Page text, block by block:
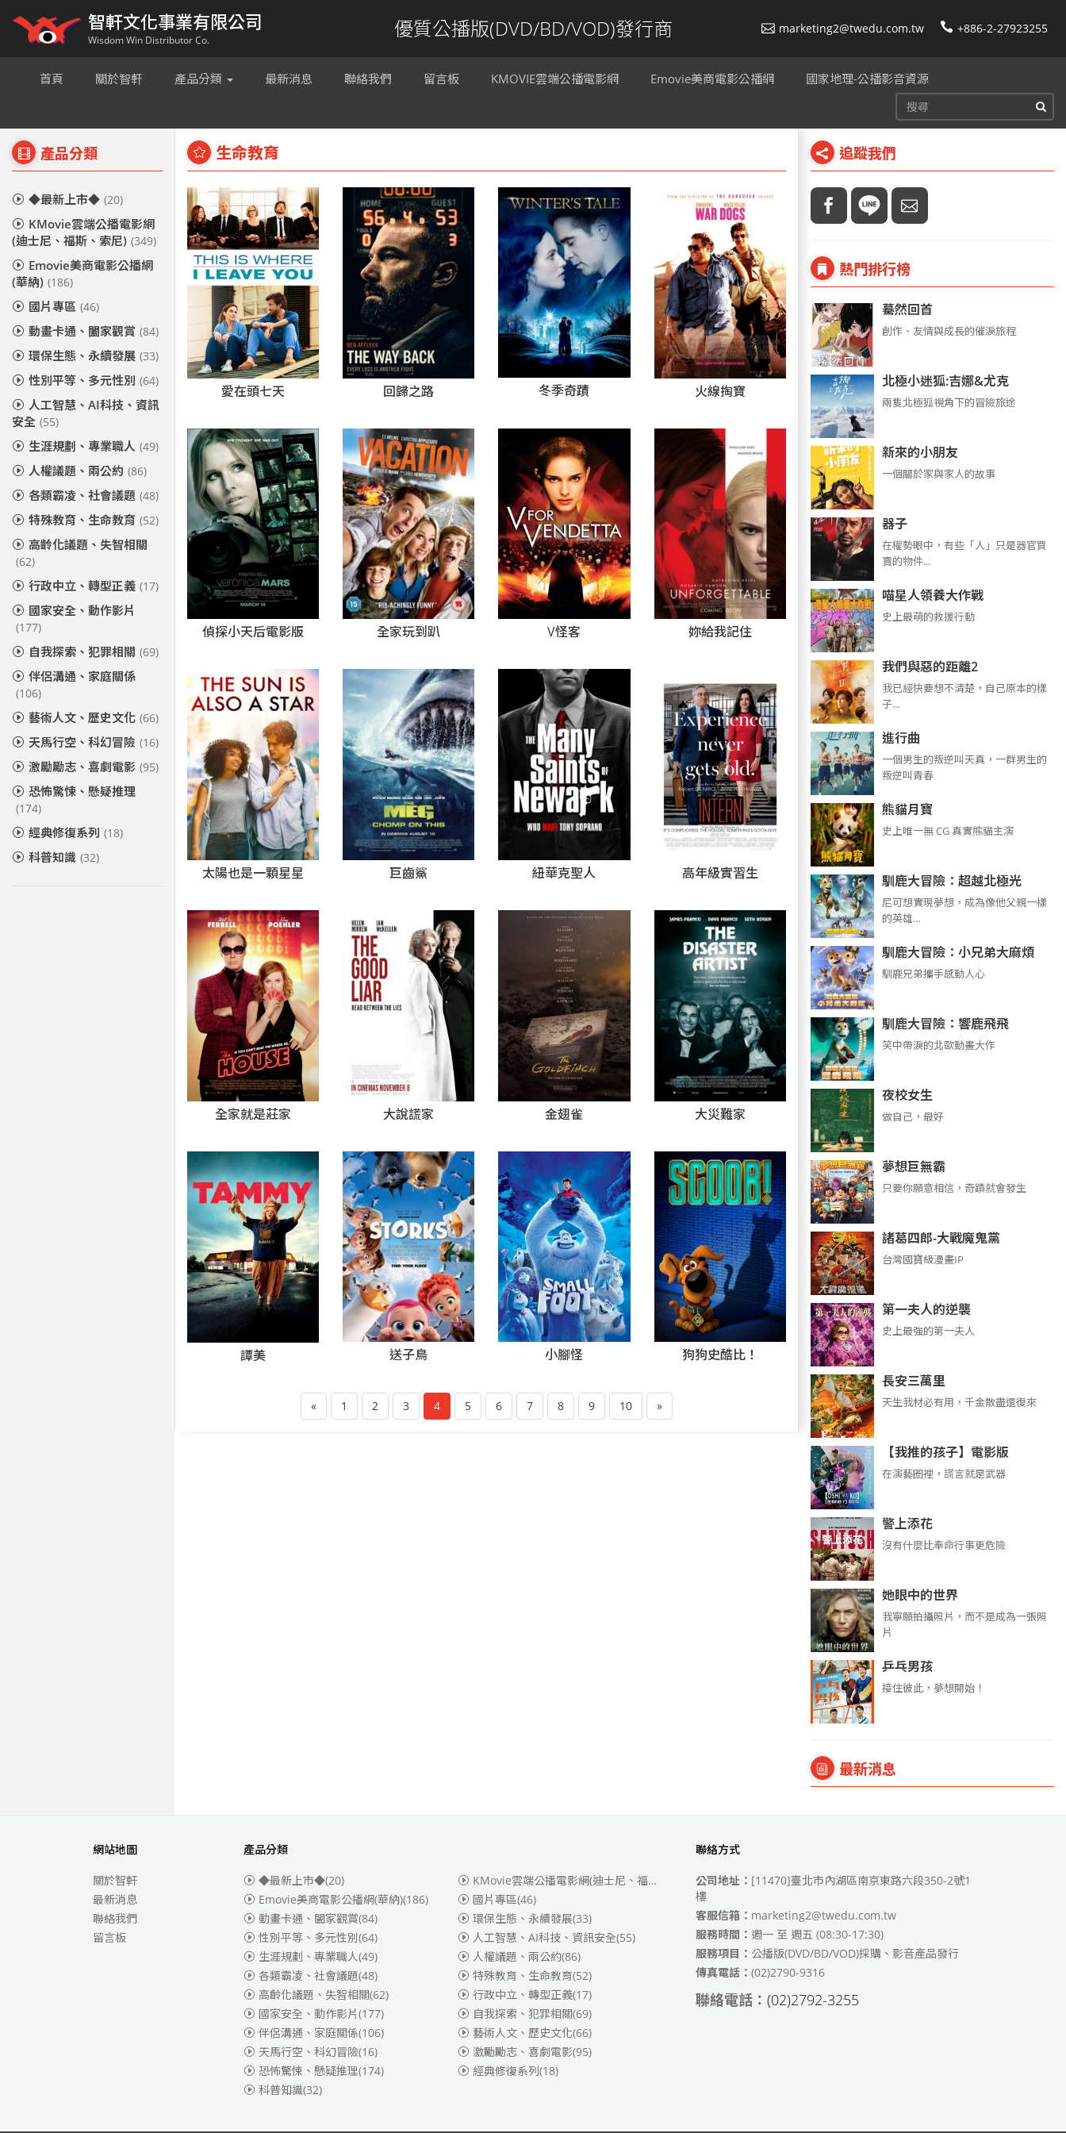
智軒文化事業有限公司
Wisdom Win Distributor Co. 優質公播版(DVD/BD/VOD)發行商 marketing2@twedu.com.tw +886-2-27923255
首頁 關於智軒 產品分類 最新消息 聯絡我們 留言板 KMOVIE雲端公播電影網 Emovie美商電影公播網 國家地理-公播影音資源
產品分類
◆最新上市◆ (20)
KMovie雲端公播電影網
(迪士尼、福斯、索尼) (349)
Emovie美商電影公播網
(華納) (186)
國片專區 (46)
動畫卡通、闔家觀賞 (84)
環保生態、永續發展 (33)
性別平等、多元性別 (64)
人工智慧、AI科技、資訊
安全 (55)
生涯規劃、專業職人 (49)
人權議題、兩公約 (86)
各類霸凌、社會議題 (48)
特殊教育、生命教育 (52)
高齡化議題、失智相關
(62)
行政中立、轉型正義 (17)
國家安全、動作影片
(177)
自我探索、犯罪相關 (69)
伴侶溝通、家庭關係
(106)
藝術人文、歷史文化 (66)
天馬行空、科幻冒險 (16)
激勵勵志、喜劇電影 (95)
恐怖驚悚、懸疑推理
(174)
經典修復系列 (18)
科普知識 (32)
生命教育
愛在頭七天 回歸之路 冬季奇蹟 火線掏寶
偵探小天后電影版 全家玩到趴 V怪客 妳給我記住
太陽也是一顆星星 巨齒鯊 紐華克聖人 高年級實習生
全家就是莊家 大說謊家 金翅雀 大災難家
譚美 送子鳥 小腳怪 狗狗史酷比！
« 1 2 3 4 5 6 7 8 9 10 »
追蹤我們
熱門排行榜
驀然回首
創作、友情與成長的催淚旅程
北極小迷狐:吉娜&尤克
兩隻北極狐視角下的冒險旅途
新來的小朋友
一個關於家與家人的故事
器子
在權勢眼中，有些「人」只是器官買
賣的物件...
喵星人領養大作戰
史上最萌的救援行動
我們與惡的距離2
我已經快要想不清楚，自己原本的樣
子...
進行曲
​​​一個男生的叛逆叫天真，一群男生的
叛逆叫青春
熊貓月寶
史上唯一無 CG 真實熊貓主演
馴鹿大冒險：超越北極光
尼可想實現夢想，成為像他父親一樣
的英雄…
馴鹿大冒險：小兄弟大麻煩
馴鹿兄弟攜手感動人心
馴鹿大冒險：響鹿飛飛
笑中帶淚的北歐動畫大作
夜校女生
做自己，最好
夢想巨無霸
只要你願意相信，奇蹟就會發生
諸葛四郎-大戰魔鬼黨
台灣國寶級漫畫IP
第一夫人的逆襲
史上最強的第一夫人
長安三萬里
天生我材必有用，千金散盡還復來
【我推的孩子】電影版
在演藝圈裡，謊言就是武器
警上添花
沒有什麼比奉命行事更危險
她眼中的世界
我寧願拍攝照片，而不是成為一張照
片
乒乓男孩
接住彼此，夢想開始！
最新消息
網站地圖
關於智軒
最新消息
聯絡我們
留言板
產品分類
◆最新上市◆(20) KMovie雲端公播電影網(迪士尼、福斯、索尼)
(349)
Emovie美商電影公播網(華納)(186) 國片專區(46)
動畫卡通、闔家觀賞(84) 環保生態、永續發展(33)
性別平等、多元性別(64) 人工智慧、AI科技、資訊安全(55)
生涯規劃、專業職人(49) 人權議題、兩公約(86)
各類霸凌、社會議題(48) 特殊教育、生命教育(52)
高齡化議題、失智相關(62) 行政中立、轉型正義(17)
國家安全、動作影片(177) 自我探索、犯罪相關(69)
伴侶溝通、家庭關係(106) 藝術人文、歷史文化(66)
天馬行空、科幻冒險(16) 激勵勵志、喜劇電影(95)
恐怖驚悚、懸疑推理(174) 經典修復系列(18)
科普知識(32)
聯絡方式
公司地址： [11470]臺北市內湖區南京東路六段350-2號1
樓
客服信箱： marketing2@twedu.com.tw
服務時間： 週一 至 週五 (08:30-17:30)
服務項目： 公播版(DVD/BD/VOD)採購、影音產品發行
傳真電話： (02)2790-9316
聯絡電話： (02)2792-3255